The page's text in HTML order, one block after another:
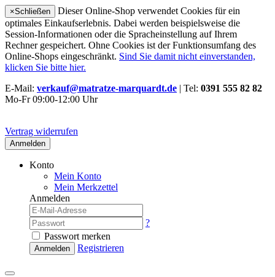
×Schließen
Dieser Online-Shop verwendet Cookies für ein
optimales Einkaufserlebnis. Dabei werden beispielsweise die
Session-Informationen oder die Spracheinstellung auf Ihrem
Rechner gespeichert. Ohne Cookies ist der Funktionsumfang des
Online-Shops eingeschränkt. Sind Sie damit nicht einverstanden,
klicken Sie bitte hier.
E-Mail: verkauf@matratze-marquardt.de | Tel: 0391 555 82 82
Mo-Fr 09:00-12:00 Uhr
Vertrag widerrufen
Anmelden
Konto
Mein Konto
Mein Merkzettel
Anmelden
?
Passwort merken
Anmelden Registrieren